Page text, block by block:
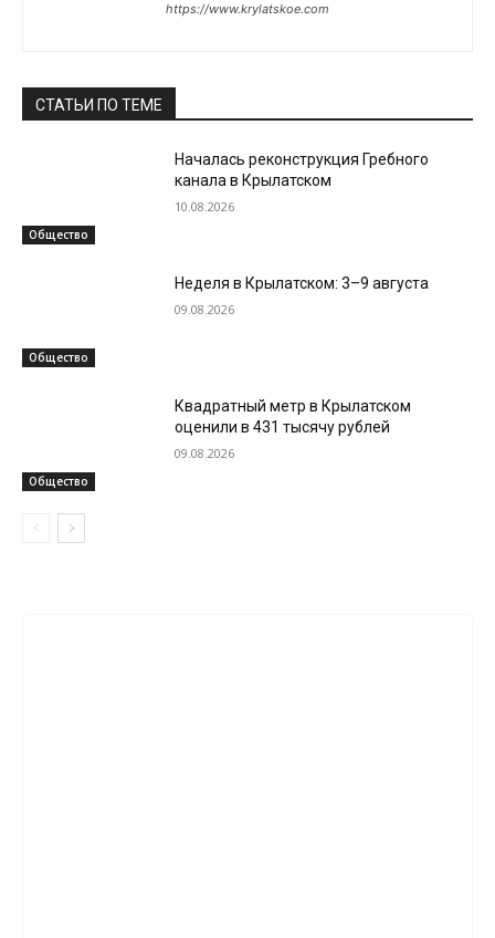
https://www.krylatskoe.com
СТАТЬИ ПО ТЕМЕ
Общество
Началась реконструкция Гребного
канала в Крылатском
10.08.2026
Общество
Неделя в Крылатском: 3–9 августа
09.08.2026
Общество
Квадратный метр в Крылатском
оценили в 431 тысячу рублей
09.08.2026